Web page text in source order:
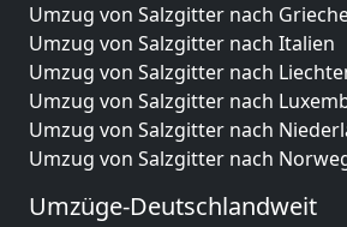
Umzug von Salzgitter nach
Umzug von Salzgitter nach Italien
Umzug von Salzgitter nach
Umzug von Salzgitter nach
Umzug von Salzgitter nach
Umzug von Salzgitter nach
Umzüge-Deutschlandweit